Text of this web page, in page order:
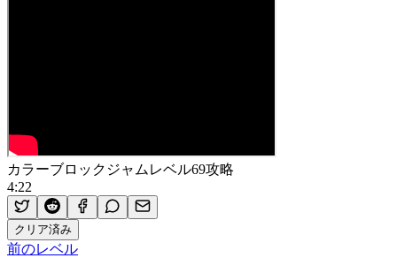
カラーブロックジャムレベル69攻略
4:22
クリア済み
前のレベル